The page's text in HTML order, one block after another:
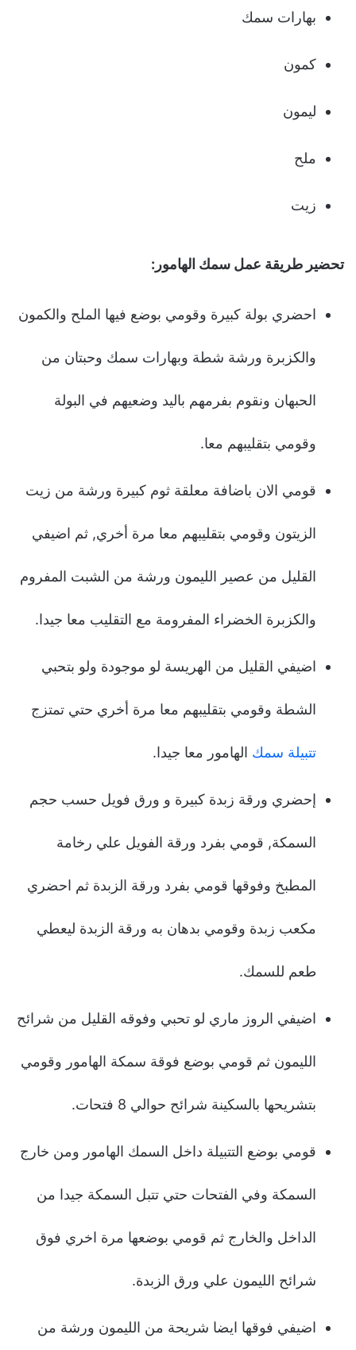
بهارات سمك
كمون
ليمون
ملح
زيت
تحضير طريقة عمل سمك الهامور:
احضري بولة كبيرة وقومي بوضع فيها الملح والكمون
والكزبرة ورشة شطة وبهارات سمك وحبتان من
الحبهان ونقوم بفرمهم باليد وضعيهم في البولة
وقومي بتقليبهم معا.
قومي الان باضافة معلقة ثوم كبيرة ورشة من زيت
الزيتون وقومي بتقليبهم معا مرة أخري, ثم اضيفي
القليل من عصير الليمون ورشة من الشبت المفروم
والكزبرة الخضراء المفرومة مع التقليب معا جيدا.
اضيفي القليل من الهريسة لو موجودة ولو بتحبي
الشطة وقومي بتقليبهم معا مرة أخري حتي تمتزج
تتبيلة سمك الهامور معا جيدا.
إحضري ورقة زبدة كبيرة و ورق فويل حسب حجم
السمكة, قومي بفرد ورقة الفويل علي رخامة
المطبخ وفوقها قومي بفرد ورقة الزبدة ثم احضري
مكعب زبدة وقومي بدهان به ورقة الزبدة ليعطي
طعم للسمك.
اضيفي الروز ماري لو تحبي وفوقه القليل من شرائح
الليمون ثم قومي بوضع فوقة سمكة الهامور وقومي
بتشريحها بالسكينة شرائح حوالي 8 فتحات.
قومي بوضع التتبيلة داخل السمك الهامور ومن خارج
السمكة وفي الفتحات حتي تتبل السمكة جيدا من
الداخل والخارج ثم قومي بوضعها مرة اخري فوق
شرائح الليمون علي ورق الزبدة.
اضيفي فوقها ايضا شريحة من الليمون ورشة من